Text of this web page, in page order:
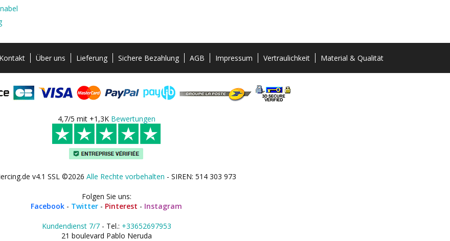
Kontakt Über uns Lieferung Sichere Bezahlung AGB Impressum Vertraulichkeit Material & Qualität
4,7/5 mit +1,3K Bewertungen
v4.1 SSL ©2026 Alle Rechte vorbehalten - SIREN: 514 303 973
Folgen Sie uns:
Facebook - Twitter - Pinterest - Instagram
Kundendienst 7/7- Tel.: +33652697953
21 boulevard Pablo Neruda